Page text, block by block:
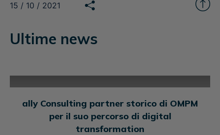
15 / 10 / 2021
Ultime news
ally Consulting partner storico di OMPM
per il suo percorso di digital
transformation